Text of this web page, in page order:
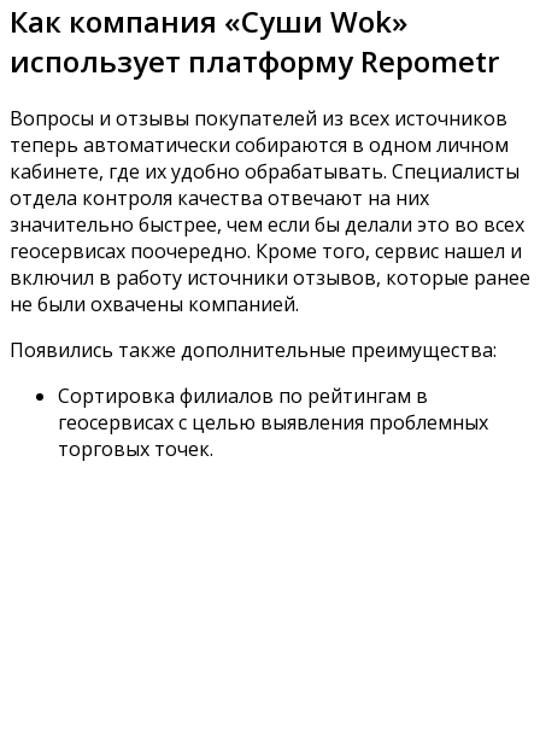
Как компания «Суши Wok»
использует платформу Repometr
Вопросы и отзывы покупателей из всех источников
теперь автоматически собираются в одном личном
кабинете, где их удобно обрабатывать. Специалисты
отдела контроля качества отвечают на них
значительно быстрее, чем если бы делали это во всех
геосервисах поочередно. Кроме того, сервис нашел и
включил в работу источники отзывов, которые ранее
не были охвачены компанией.
Появились также дополнительные преимущества:
Сортировка филиалов по рейтингам в
геосервисах с целью выявления проблемных
торговых точек.